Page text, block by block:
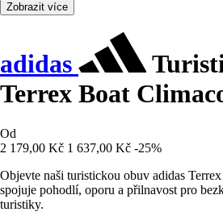
Zobrazit více
adidas
Terrex Boat
Od
2 179,00 Kč 1 637,00 Kč -25%
Objevte naši turistickou obuv adidas
spojuje pohodlí, oporu a přilnavost pro
turistiky.